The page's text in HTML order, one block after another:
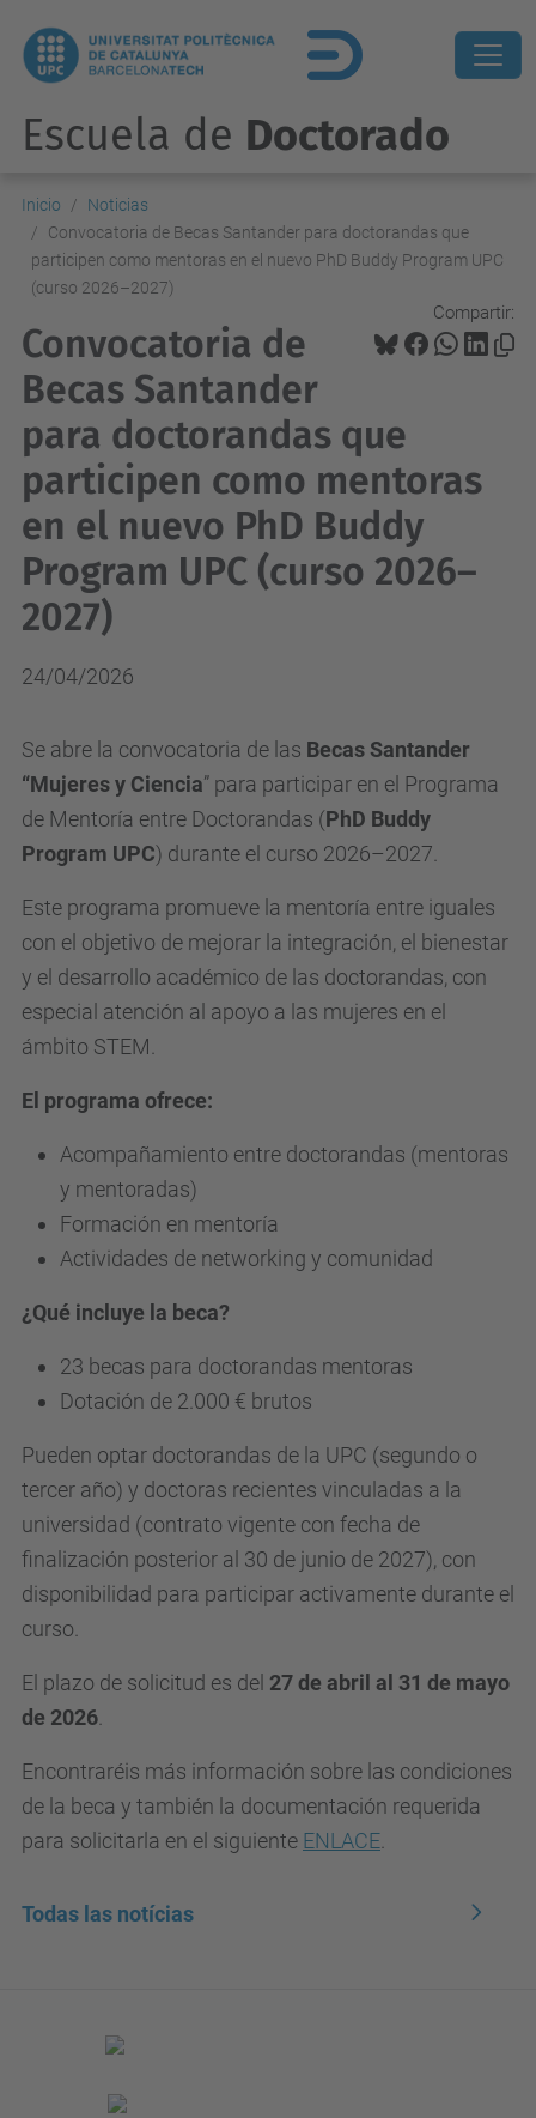
Escuela de Doctorado
Inicio
Noticias
Convocatoria de Becas Santander para doctorandas que
participen como mentoras en el nuevo PhD Buddy Program UPC
(curso 2026–2027)
Compartir:
Convocatoria de
Becas Santander
para doctorandas que
participen como mentoras
en el nuevo PhD Buddy
Program UPC (curso 2026–
2027)
24/04/2026
Se abre la convocatoria de las Becas Santander
“Mujeres y Ciencia” para participar en el Programa
de Mentoría entre Doctorandas (PhD Buddy
Program UPC) durante el curso 2026–2027.
Este programa promueve la mentoría entre iguales
con el objetivo de mejorar la integración, el bienestar
y el desarrollo académico de las doctorandas, con
especial atención al apoyo a las mujeres en el
ámbito STEM.
El programa ofrece:
Acompañamiento entre doctorandas (mentoras
y mentoradas)
Formación en mentoría
Actividades de networking y comunidad
¿Qué incluye la beca?
23 becas para doctorandas mentoras
Dotación de 2.000 € brutos
Pueden optar doctorandas de la UPC (segundo o
tercer año) y doctoras recientes vinculadas a la
universidad (contrato vigente con fecha de
finalización posterior al 30 de junio de 2027), con
disponibilidad para participar activamente durante el
curso.
El plazo de solicitud es del 27 de abril al 31 de mayo
de 2026
Encontraréis más información sobre las condiciones
de la beca y también la documentación requerida
para solicitarla en el siguiente ENLACE
Todas las notícias